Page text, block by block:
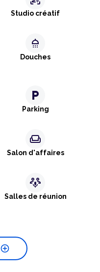
Studio créatif
shower
Douches
local_parking
Parking
weekend
Salon d'affaires
adaptive_audio_mic
Salles de réunion
add_circle